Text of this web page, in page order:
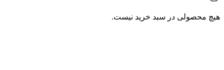
هیچ محصولی در سبد خرید نیست.